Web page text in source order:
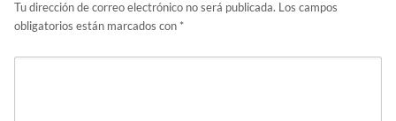
Tu dirección de correo electrónico no será publicada. Los campos
obligatorios están marcados con *